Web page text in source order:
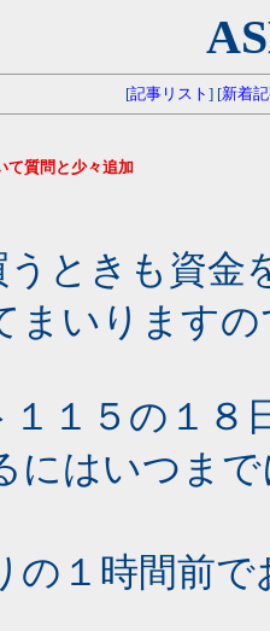
[記事リスト ] [新着
て質問と少々追加
うときも資金
まいります
１１５の１８
にはいつま
の１時間前